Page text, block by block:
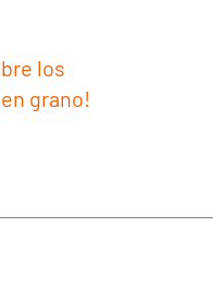
los
grano!